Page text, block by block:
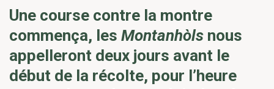
Une course contre la montre
commença, les Montanhòls nous
appelleront deux jours avant le
début de la récolte, pour l’heure